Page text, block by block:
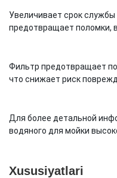
Увеличивает срок
предотвращает поломки,
Фильтр предотвращает
что снижает риск
Для более детальной
водяного для мойки
Xususiyatlari